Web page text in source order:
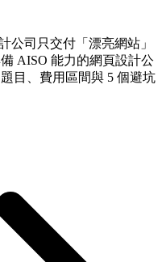
公司只交付「漂亮網站」
AISO 能力的網頁設計公
目、費用區間與 5 個避坑